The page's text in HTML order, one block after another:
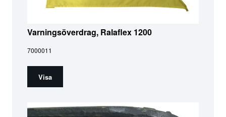
Varningsöverdrag, Ralaflex 1200
7000011
Visa